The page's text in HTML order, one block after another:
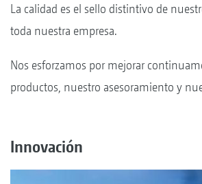
La calidad es el sello distintivo de
toda nuestra empresa.
Nos esforzamos por mejorar
productos, nuestro asesoramiento y
Innovación